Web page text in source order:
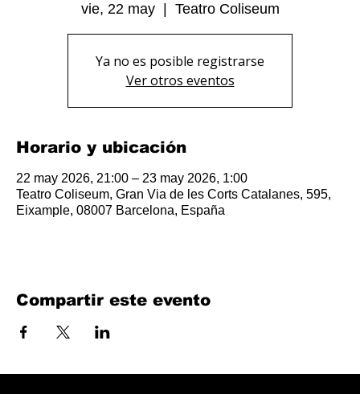
vie, 22 may
  |
Teatro Coliseum
Ya no es posible registrarse
Ver otros eventos
Horario y ubicación
22 may 2026, 21:00 – 23 may 2026, 1:00
Teatro Coliseum, Gran Via de les Corts Catalanes, 595,
Eixample, 08007 Barcelona, España
Compartir este evento